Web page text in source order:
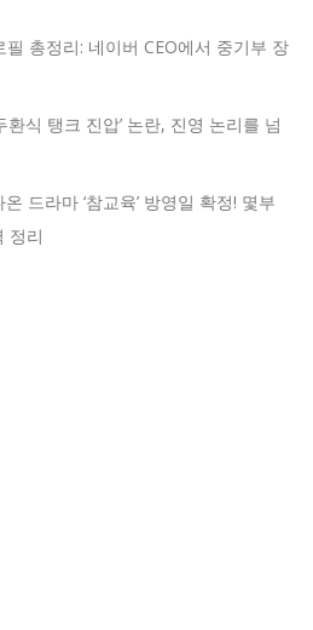
총정리: 네이버 CEO에서 중기부 장
식 탱크 진압’ 논란, 진영 논리를 넘
드라마 ‘참교육’ 방영일 확정! 몇부
정리